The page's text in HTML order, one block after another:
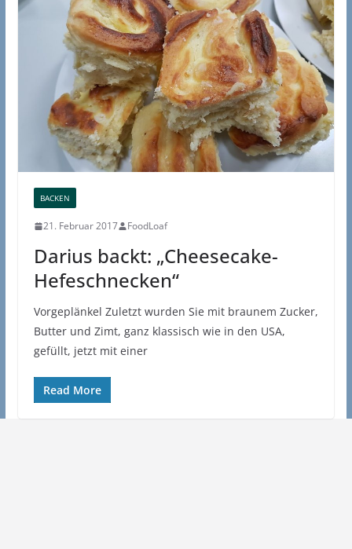
BACKEN
21. Februar 2017 FoodLoaf
Darius backt: „Cheesecake-
Hefeschnecken“
Vorgeplänkel Zuletzt wurden Sie mit braunem Zucker,
Butter und Zimt, ganz klassisch wie in den USA,
gefüllt, jetzt mit einer
Read More